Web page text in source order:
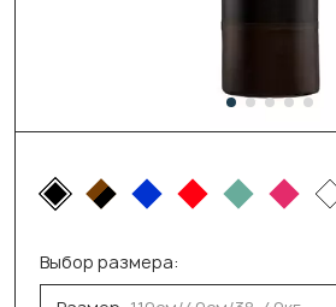
Выбор размера: